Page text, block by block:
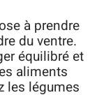
à prendre
du ventre.
équilibré et
aliments
les légumes